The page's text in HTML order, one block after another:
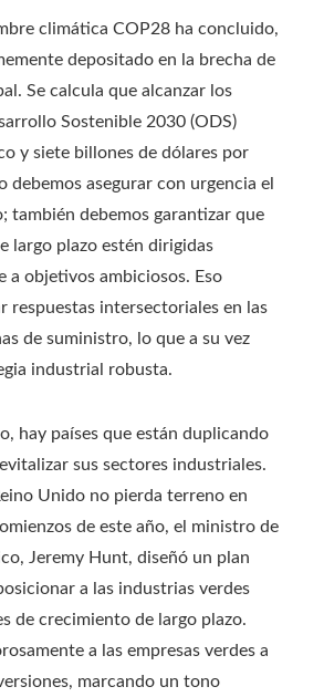
climática COP28 ha concluido,
depositado en la brecha de
Se calcula que alcanzar los
Sostenible 2030 (ODS)
y siete billones de dólares por
debemos asegurar con urgencia el
también debemos garantizar que
largo plazo estén dirigidas
a objetivos ambiciosos. Eso
respuestas intersectoriales en las
de suministro, lo que a su vez
industrial robusta.
hay países que están duplicando
sus sectores industriales.
Unido no pierda terreno en
de este año, el ministro de
Jeremy Hunt, diseñó un plan
a las industrias verdes
de crecimiento de largo plazo.
a las empresas verdes a
marcando un tono